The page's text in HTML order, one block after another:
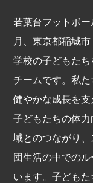
若葉台フットボ
月、東京都稲城
学校の子どもた
チームです。私
健やかな成長を支
子どもたちの体
域とのつながり
団生活の中での
います。子ども